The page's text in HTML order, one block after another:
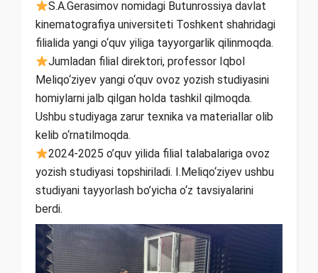
S.A.Gerasimov nomidagi Butunrossiya davlat
kinematografiya universiteti Toshkent shahridagi
filialida yangi o‘quv yiliga tayyorgarlik qilinmoqda.
Jumladan filial direktori, professor Iqbol
Meliqo‘ziyev yangi o‘quv ovoz yozish studiyasini
homiylarni jalb qilgan holda tashkil qilmoqda.
Ushbu studiyaga zarur texnika va materiallar olib
kelib o‘rnatilmoqda.
2024-2025 o’quv yilida filial talabalariga ovoz
yozish studiyasi topshiriladi. I.Meliqo‘ziyev ushbu
studiyani tayyorlash bo’yicha o‘z tavsiyalarini
berdi.